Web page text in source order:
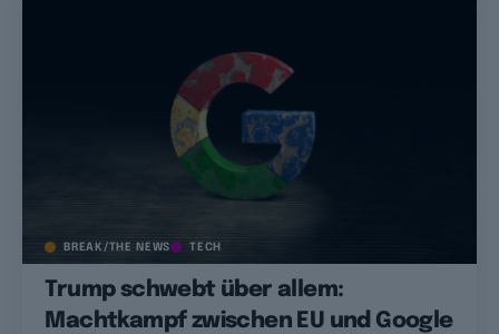
BREAK/THE NEWS TECH
Trump schwebt über allem:
Machtkampf zwischen EU und Google